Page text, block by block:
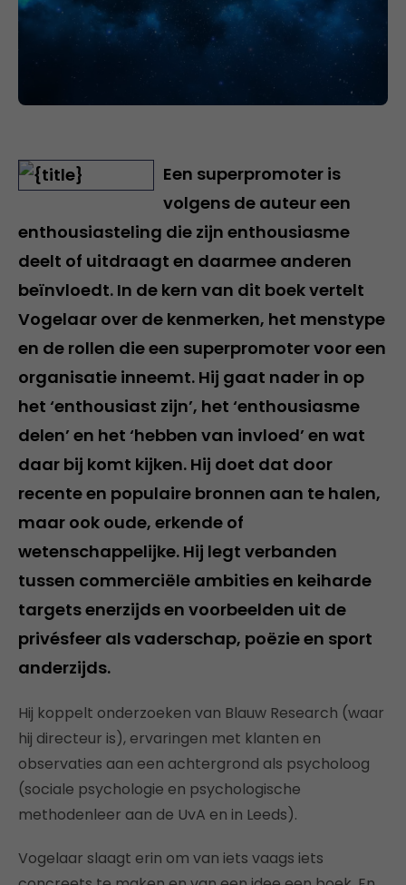
Een superpromoter is
volgens de auteur een
enthousiasteling die zijn enthousiasme
deelt of uitdraagt en daarmee anderen
beïnvloedt. In de kern van dit boek vertelt
Vogelaar over de kenmerken, het menstype
en de rollen die een superpromoter voor een
organisatie inneemt. Hij gaat nader in op
het ‘enthousiast zijn’, het ‘enthousiasme
delen’ en het ‘hebben van invloed’ en wat
daar bij komt kijken. Hij doet dat door
recente en populaire bronnen aan te halen,
maar ook oude, erkende of
wetenschappelijke. Hij legt verbanden
tussen commerciële ambities en keiharde
targets enerzijds en voorbeelden uit de
privésfeer als vaderschap, poëzie en sport
anderzijds.
Hij koppelt onderzoeken van Blauw Research (waar
hij directeur is), ervaringen met klanten en
observaties aan een achtergrond als psycholoog
(sociale psychologie en psychologische
methodenleer aan de UvA en in Leeds).
Vogelaar slaagt erin om van iets vaags iets